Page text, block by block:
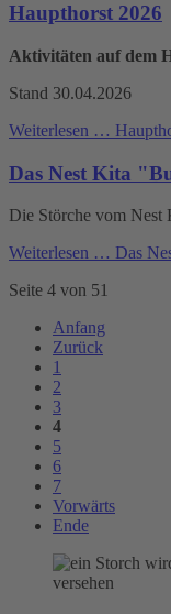
Haupthorst 2026
Aktivitäten auf dem
Stand 30.04.2026
Weiterlesen …
Das Nest Kita
Die Störche vom Nest
Weiterlesen … Das
Seite 4 von 51
Anfang
Zurück
1
2
3
4
5
6
7
Vorwärts
Ende